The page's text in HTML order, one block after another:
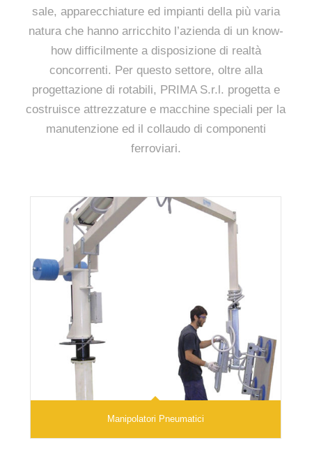
sale, apparecchiature ed impianti della più varia
natura che hanno arricchito l’azienda di un know-
how difficilmente a disposizione di realtà
concorrenti. Per questo settore, oltre alla
progettazione di rotabili, PRIMA S.r.l. progetta e
costruisce attrezzature e macchine speciali per la
manutenzione ed il collaudo di componenti
ferroviari.
Manipolatori Pneumatici